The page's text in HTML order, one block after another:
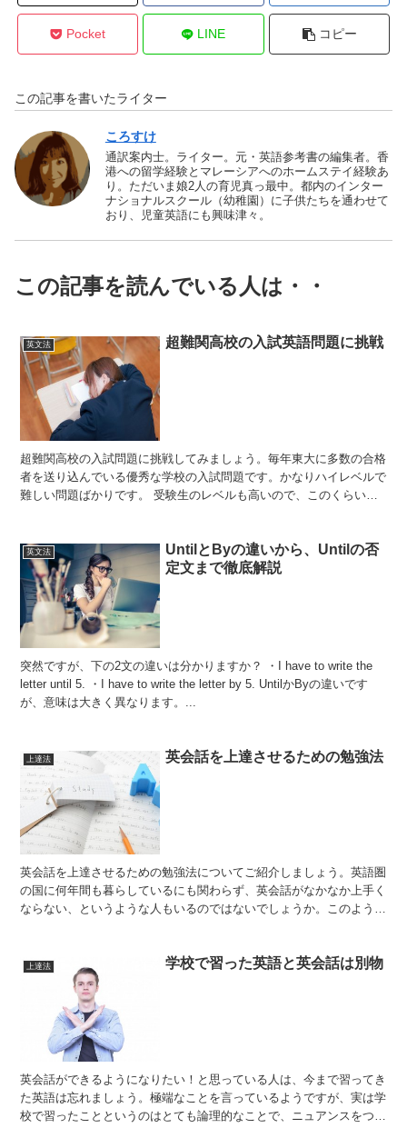
Pocket LINE コピー
この記事を書いたライター
ころすけ
通訳案内士。ライター。元・英語参考書の編集者。香
港への留学経験とマレーシアへのホームステイ経験あ
り。ただいま娘2人の育児真っ最中。都内のインター
ナショナルスクール（幼稚園）に子供たちを通わせて
おり、児童英語にも興味津々。
この記事を読んでいる人は・・
英文法 超難関高校の入試英語問題に挑戦
超難関高校の入試問題に挑戦してみましょう。毎年東大に多数の合格
者を送り込んでいる優秀な学校の入試問題です。かなりハイレベルで
難しい問題ばかりです。 受験生のレベルも高いので、このくらいの
英文法
UntilとByの違いから、Untilの否
定文まで徹底解説
突然ですが、下の2文の違いは分かりますか？ ・I have to write the
letter until 5. ・I have to write the letter by 5. UntilかByの違いです
が、意味は大きく異なります。...
上達法 英会話を上達させるための勉強法
英会話を上達させるための勉強法についてご紹介しましょう。英語圏
の国に何年間も暮らしているにも関わらず、英会話がなかなか上手く
ならない、というような人もいるのではないでしょうか。このような
上達法 学校で習った英語と英会話は別物
英会話ができるようになりたい！と思っている人は、今まで習ってき
た英語は忘れましょう。極端なことを言っているようですが、実は学
校で習ったことというのはとても論理的なことで、ニュアンスをつか